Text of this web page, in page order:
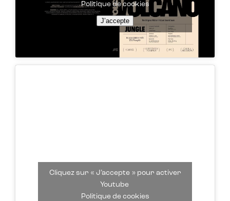
Politique de cookies
J’accepte
Cliquez sur « J’accepte » pour activer
Youtube
Politique de cookies